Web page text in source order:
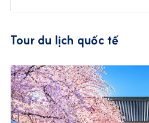
Tour du lịch quốc tế